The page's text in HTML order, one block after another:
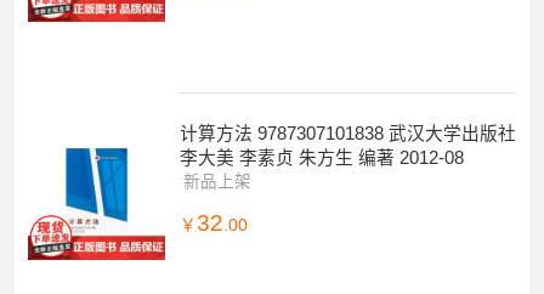
计算方法 9787307101838 武汉大学出版社
李大美 李素贞 朱方生 编著 2012-08
新品上架
￥ 32 .00